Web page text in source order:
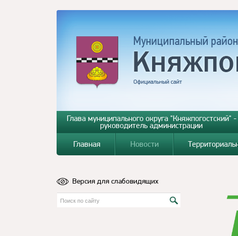
Глава муниципального округа "Княжпогостский" -
руководитель администрации
Главная Новости
Версия для слабовидящих